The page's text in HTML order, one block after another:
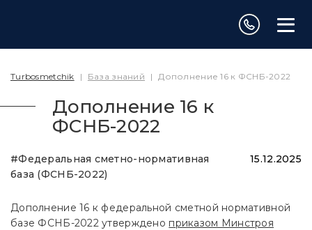
Turbosmetchik | База знаний | Дополнение 16 к ФСНБ-2022
Дополнение 16 к
ФСНБ-2022
#Федеральная сметно-нормативная
база (ФСНБ-2022)
15.12.2025
Дополнение 16 к федеральной сметной нормативной
базе ФСНБ-2022 утверждено приказом Минстроя